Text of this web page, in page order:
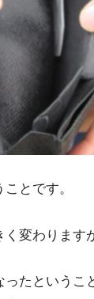
とです。
変わります
たというこ